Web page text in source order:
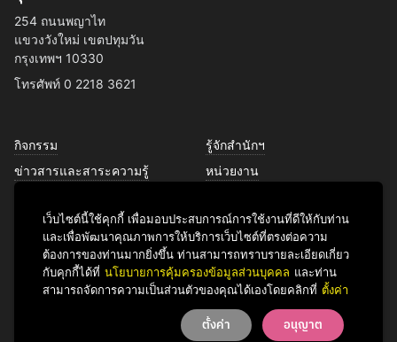
254 ถนนพญาไท
แขวงวังใหม่ เขตปทุมวัน
กรุงเทพฯ 10330
โทรศัพท์ 0 2218 3621
กิจกรรม
ข่าวสารและสาระความรู้
ศิลปวัฒนธรรม
รู้จักสำนักฯ
หน่วยงาน
บริการของเรา
ติดต่อเรา
Instagram TikTok
เว็บไซต์นี้ใช้คุกกี้ เพื่อมอบประสบการณ์การใช้งานที่ดีให้กับท่าน
และเพื่อพัฒนาคุณภาพการให้บริการเว็บไซต์ที่ตรงต่อความ
ต้องการของท่านมากยิ่งขึ้น ท่านสามารถทราบรายละเอียดเกี่ยว
กับคุกกี้ได้ที่ นโยบายการคุ้มครองข้อมูลส่วนบุคคล และท่าน
สามารถจัดการความเป็นส่วนตัวของคุณได้เองโดยคลิกที่ ตั้งค่า
ตั้งค่า อนุญาต